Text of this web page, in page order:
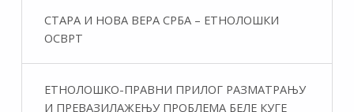
СТАРА И НОВА ВЕРА СРБА – ЕТНОЛОШКИ
ОСВРТ
ЕТНОЛОШКО-ПРАВНИ ПРИЛОГ РАЗМАТРАЊУ
И ПРЕВАЗИЛАЖЕЊУ ПРОБЛЕМА БЕЛЕ КУГЕ